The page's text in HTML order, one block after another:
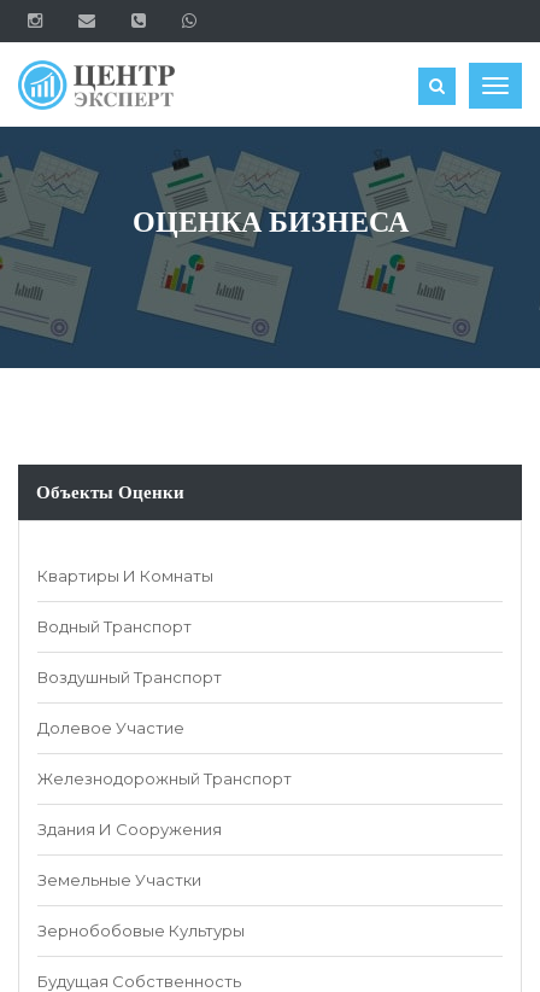
ОЦЕНИТЬ
ОЦЕНКА БИЗНЕСА
Объекты Оценки
Квартиры И Комнаты
Водный Транспорт
Воздушный Транспорт
Долевое Участие
Железнодорожный Транспорт
Здания И Сооружения
Земельные Участки
Зернобобовые Культуры
Будущая Собственность